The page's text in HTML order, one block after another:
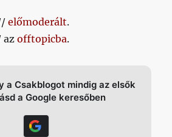
előmoderált.
azofftopicba.
a Csakblogot mindig az elsők
a Google keresőben